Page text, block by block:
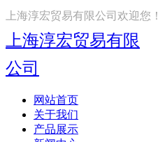
上海淳宏贸易有限公司欢迎您！
上海淳宏贸易有限
公司
网站首页
关于我们
产品展示